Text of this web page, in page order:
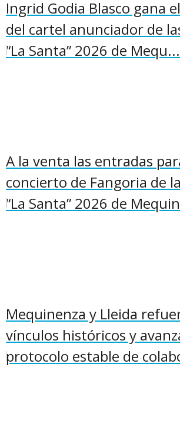
Ingrid Godia Blasco gana
del cartel anunciador de
“La Santa” 2026 de Mequ...
A la venta las entradas
concierto de Fangoria de
“La Santa” 2026 de
Mequinenza y Lleida
vínculos históricos y
protocolo estable de